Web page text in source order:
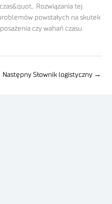
Rozwiązania tej
powstałych na skutek
czy wahań czasu
Następny Słownik logistyczny →